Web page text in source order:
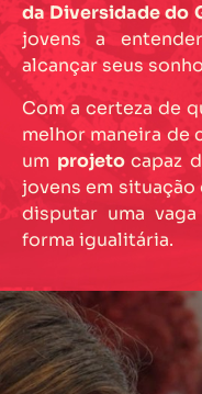
da Diversidade do
jovens a
alcançar seus
Com a certeza de
melhor maneira de
um projetocapaz
jovens em
disputar uma
forma igualitária.